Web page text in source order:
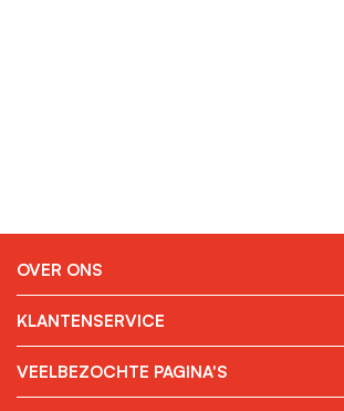
OVER ONS
KLANTENSERVICE
VEELBEZOCHTE PAGINA'S